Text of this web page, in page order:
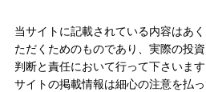
当サイトに記載されている内容はあ
ただくためのものであり、実際の投
判断と責任において行って下さいま
サイトの掲載情報は細心の注意を払